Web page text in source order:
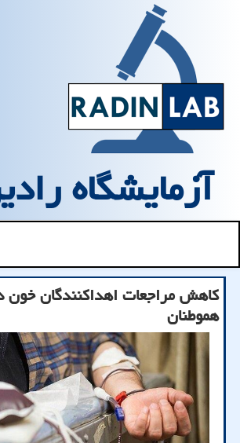
آزمایشگاه
کاهش مراجعات اهداکنندگان
هموطنان